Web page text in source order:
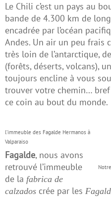
Le Chili c’est un pays au
bande de 4.300 km de
encadrée par l’océan
Andes. Un air un peu frais
très loin de l’antarctique,
(forêts, déserts, volcans),
toujours encline à vous
trouver votre chemin…
ce coin au bout du monde.
l’immeuble des Fagalde Hermanos à
Valparaiso
Fagalde, nous avons
retrouvé l’immeuble
de la fabrica de
calzados crée par les